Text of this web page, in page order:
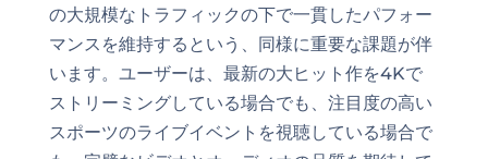
の大規模なトラフィックの下で一貫したパフォー
マンスを維持するという、同様に重要な課題が伴
います。ユーザーは、最新の大ヒット作を4Kで
ストリーミングしている場合でも、注目度の高い
スポーツのライブイベントを視聴している場合で